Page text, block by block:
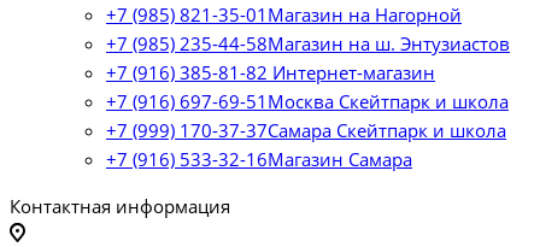
+7 (985) 821-35-01 Магазин на Нагорной
+7 (985) 235-44-58Магазин на ш. Энтузиастов
+7 (916) 385-81-82 Интернет-магазин
+7 (916) 697-69-51 Москва Скейтпарк и школа
+7 (999) 170-37-37Самара Скейтпарк и школа
+7 (916) 533-32-16Магазин Самара
Контактная информация